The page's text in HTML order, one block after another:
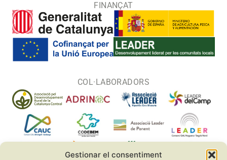
Gestionar el consentiment
FINANÇAT
COL·LABORADORS